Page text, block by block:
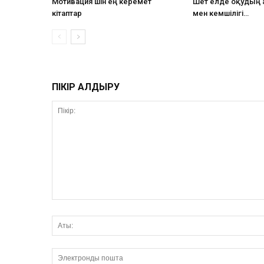
кітаптар
мен кемшілігі…
ПІКІР ҚАЛДЫРУ